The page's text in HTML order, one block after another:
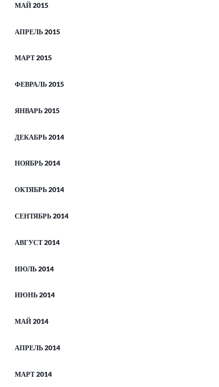
МАЙ 2015
АПРЕЛЬ 2015
МАРТ 2015
ФЕВРАЛЬ 2015
ЯНВАРЬ 2015
ДЕКАБРЬ 2014
НОЯБРЬ 2014
ОКТЯБРЬ 2014
СЕНТЯБРЬ 2014
АВГУСТ 2014
ИЮЛЬ 2014
ИЮНЬ 2014
МАЙ 2014
АПРЕЛЬ 2014
МАРТ 2014